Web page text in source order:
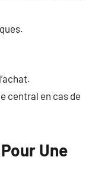
central en cas de
Une